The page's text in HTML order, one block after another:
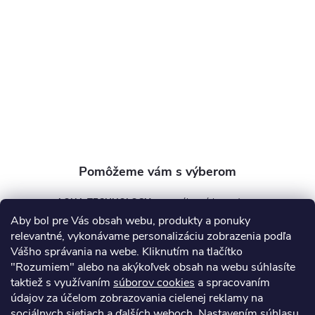
Aby bol pre Vás obsah webu, produkty a ponuky
relevantné, vykonávame personalizáciu zobrazenia podľa
Vášho správania na webe. Kliknutím na tlačítko
"Rozumiem" alebo na akýkoľvek obsah na webu súhlasíte
taktiež s využívaním súborov cookies a spracovaním
údajov za účelom zobrazovania cielenej reklamy na
AQUA TECHNOLOGY s.r.o.
info @aquatechnology.sk
+421 911 991 394